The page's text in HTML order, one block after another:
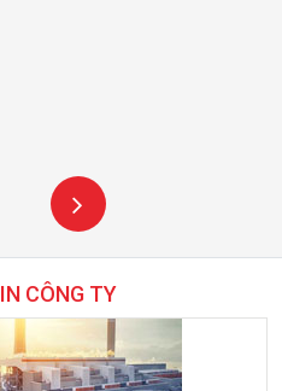
CÔNG TY